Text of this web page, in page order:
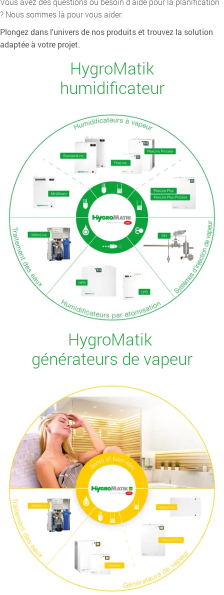
? Nous sommes là pour vous aider.
Plongez dans l'univers de nos produits et trouvez la solution
adaptée à votre projet.
HygroMatik
humidificateur
HygroMatik
générateurs de vapeur